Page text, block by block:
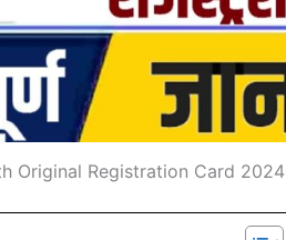
Original Registration Card 2024